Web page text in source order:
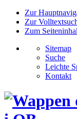
Zur
Zur
Zum
Sitemap
Suche
Leichte
Kontakt